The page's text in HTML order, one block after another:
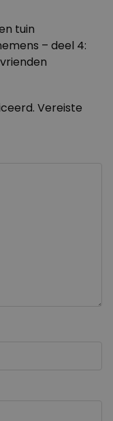
tuin
– deel 4:
Vereiste